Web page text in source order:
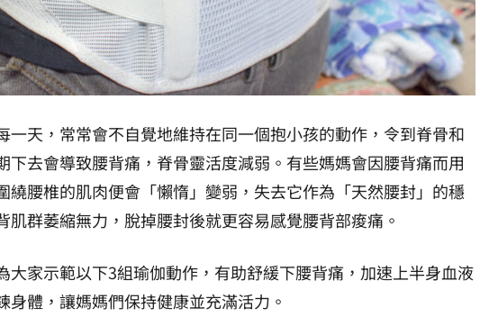
一天，常常會不自覺地維持在同一個抱小孩的動作，令到脊骨和
下去會導致腰背痛，脊骨靈活度減弱。有些媽媽會因腰背痛而用
繞腰椎的肌肉便會「懶惰」變弱，失去它作為「天然腰封」的穩
肌群萎縮無力，脫掉腰封後就更容易感覺腰背部痠痛。
大家示範以下3組瑜伽動作，有助舒緩下腰背痛，加速上半身血液
身體，讓媽媽們保持健康並充滿活力。